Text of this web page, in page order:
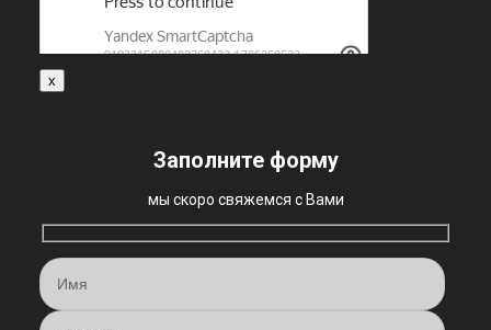
x
Заполните форму
мы скоро свяжемся с Вами